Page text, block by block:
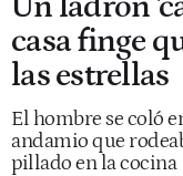
casa finge
las estrellas
El hombre se coló
andamio que
pillado en la cocina